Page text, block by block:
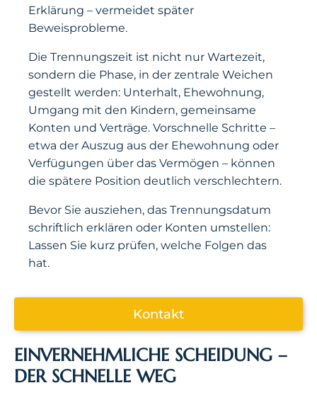
Erklärung – vermeidet später
Beweisprobleme.
Die Trennungszeit ist nicht nur Wartezeit,
sondern die Phase, in der zentrale Weichen
gestellt werden: Unterhalt, Ehewohnung,
Umgang mit den Kindern, gemeinsame
Konten und Verträge. Vorschnelle Schritte –
etwa der Auszug aus der Ehewohnung oder
Verfügungen über das Vermögen – können
die spätere Position deutlich verschlechtern.
Bevor Sie ausziehen, das Trennungsdatum
schriftlich erklären oder Konten umstellen:
Lassen Sie kurz prüfen, welche Folgen das
hat.
Kontakt
EINVERNEHMLICHE SCHEIDUNG –
DER SCHNELLE WEG